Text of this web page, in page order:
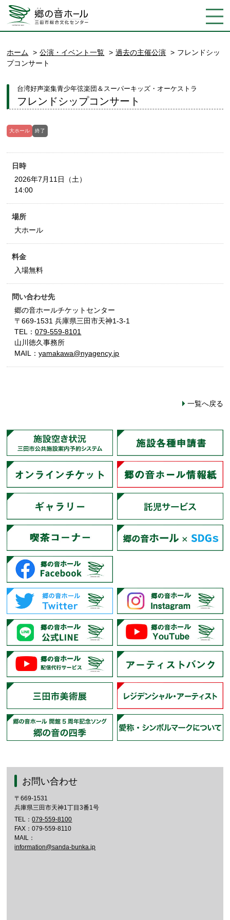
ホーム 公演・イベント一覧 過去の主催公演
フレンドシッ
プコンサート
台湾好声楽集青少年弦楽団＆スーパーキッズ・オーケストラ
フレンドシップコンサート
大ホール 終了
日時
2026年7月11日（土）
14:00
場所
大ホール
料金
入場無料
問い合わせ先
郷の音ホールチケットセンター
〒669-1531 兵庫県三田市天神1-3-1
TEL：079-559-8101
山川徳久事務所
MAIL：yamakawa@nyagency.jp
一覧へ戻る
お問い合わせ
〒669-1531
兵庫県三田市天神1丁目3番1号
TEL：079-559-8100
FAX：079-559-8110
MAIL：
information@sanda-bunka.jp